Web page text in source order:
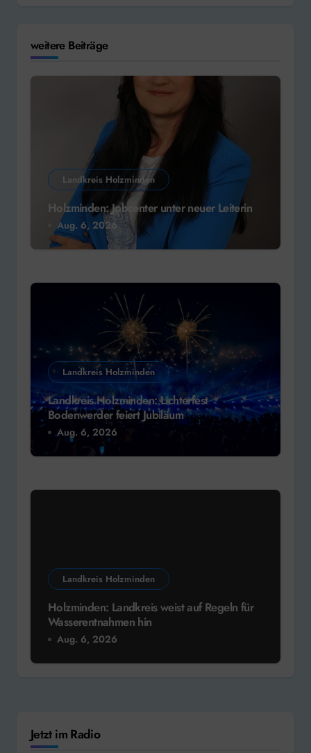
weitere Beiträge
Landkreis Holzminden
Holzminden: Jobcenter unter neuer Leiterin
Aug. 6, 2026
Landkreis Holzminden
Landkreis Holzminden: Lichterfest
Bodenwerder feiert Jubiläum
Aug. 6, 2026
Landkreis Holzminden
Holzminden: Landkreis weist auf Regeln für
Wasserentnahmen hin
Aug. 6, 2026
Jetzt im Radio